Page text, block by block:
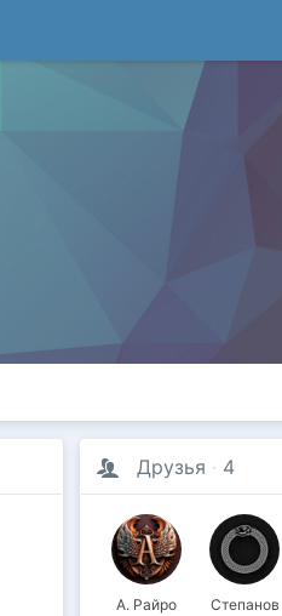
Друзья · 4
А. Райро
Степанов